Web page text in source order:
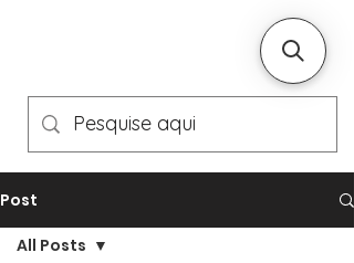
Post
All Posts